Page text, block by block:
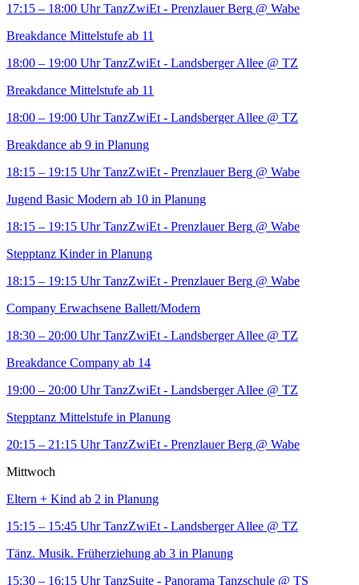
17:15 – 18:00 Uhr TanzZwiEt - Prenzlauer Berg @ Wabe
Breakdance Mittelstufe ab 11
18:00 – 19:00 Uhr TanzZwiEt - Landsberger Allee @ TZ
Breakdance Mittelstufe ab 11
18:00 – 19:00 Uhr TanzZwiEt - Landsberger Allee @ TZ
Breakdance ab 9 in Planung
18:15 – 19:15 Uhr TanzZwiEt - Prenzlauer Berg @ Wabe
Jugend Basic Modern ab 10 in Planung
18:15 – 19:15 Uhr TanzZwiEt - Prenzlauer Berg @ Wabe
Stepptanz Kinder in Planung
18:15 – 19:15 Uhr TanzZwiEt - Prenzlauer Berg @ Wabe
Company Erwachsene Ballett/Modern
18:30 – 20:00 Uhr TanzZwiEt - Landsberger Allee @ TZ
Breakdance Company ab 14
19:00 – 20:00 Uhr TanzZwiEt - Landsberger Allee @ TZ
Stepptanz Mittelstufe in Planung
20:15 – 21:15 Uhr TanzZwiEt - Prenzlauer Berg @ Wabe
Mittwoch
Eltern + Kind ab 2 in Planung
15:15 – 15:45 Uhr TanzZwiEt - Landsberger Allee @ TZ
Tänz. Musik. Früherziehung ab 3 in Planung
15:30 – 16:15 Uhr TanzSuite - Panorama Tanzschule @ TS